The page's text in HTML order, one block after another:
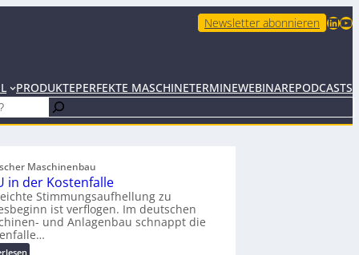
Newsletter abonnieren LinkedIn YouTube
PRODUKTEPERFEKTE MASCHINETERMINEWEBINAREPODCASTS
Maschinenbau
in der Kostenfalle
Stimmungsaufhellung zu
ist verflogen. Im deutschen
und Anlagenbau schnappt die
: